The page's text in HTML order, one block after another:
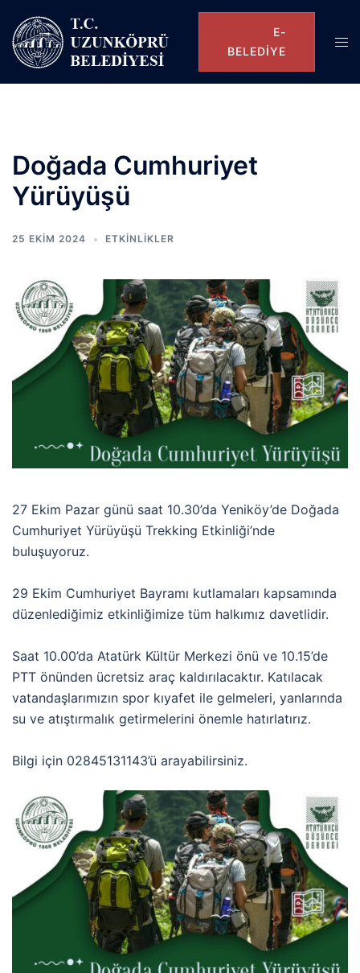
E-
BELEDIYE
Doğada Cumhuriyet
Yürüyüşü
25 EKIM 2024 ETKINLIKLER
27 Ekim Pazar günü saat 10.30’da Yeniköy’de Doğada
Cumhuriyet Yürüyüşü Trekking Etkinliği’nde
buluşuyoruz.
29 Ekim Cumhuriyet Bayramı kutlamaları kapsamında
düzenlediğimiz etkinliğimize tüm halkımız davetlidir.
Saat 10.00’da Atatürk Kültür Merkezi önü ve 10.15’de
PTT önünden ücretsiz araç kaldırılacaktır. Katılacak
vatandaşlarımızın spor kıyafet ile gelmeleri, yanlarında
su ve atıştırmalık getirmelerini önemle hatırlatırız.
Bilgi için 02845131143’ü arayabilirsiniz.